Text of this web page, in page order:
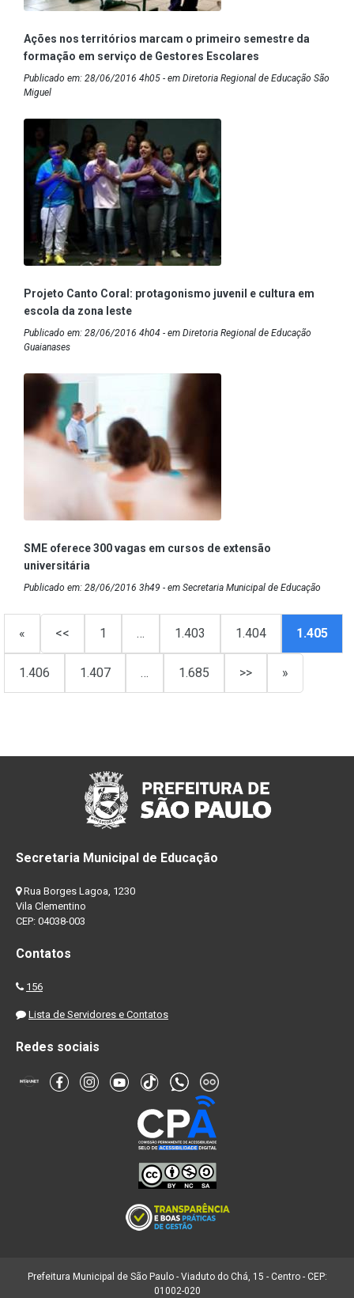
Ações nos territórios marcam o primeiro semestre da
formação em serviço de Gestores Escolares
Publicado em: 28/06/2016 4h05 - em Diretoria Regional de Educação São
Miguel
Projeto Canto Coral: protagonismo juvenil e cultura em
escola da zona leste
Publicado em: 28/06/2016 4h04 - em Diretoria Regional de Educação
Guaianases
SME oferece 300 vagas em cursos de extensão
universitária
Publicado em: 28/06/2016 3h49 - em Secretaria Municipal de Educação
« << 1 … 1.403 1.404 1.405
1.406 1.407 … 1.685 >> »
Secretaria Municipal de Educação
Rua Borges Lagoa, 1230
Vila Clementino
CEP: 04038-003
Contatos
156
Lista de Servidores e Contatos
Redes sociais
Prefeitura Municipal de São Paulo - Viaduto do Chá, 15 - Centro - CEP:
01002-020